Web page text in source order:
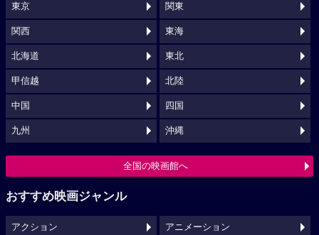
東京 関東
関西 東海
北海道 東北
甲信越 北陸
中国 四国
九州 沖縄
全国の映画館へ
おすすめ映画ジャンル
アクション アニメーション